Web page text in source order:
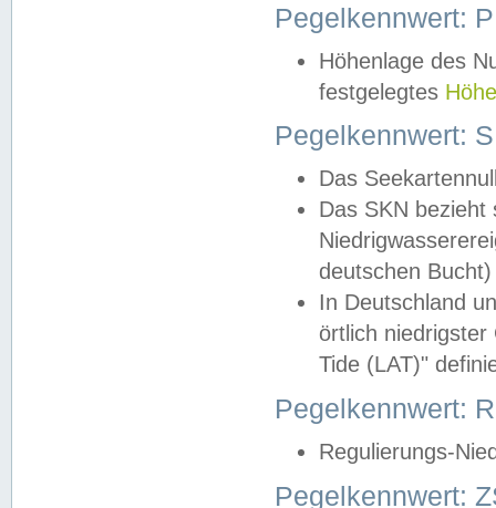
Pegelkennwert:
Höhenlage des
festgelegtes
Pegelkennwert:
Das
Das SKN
deutschen
In Deutschland
örtlich
Tide (LAT)"
Pegelkennwert:
Regulierungs-
Pegelkennwert: